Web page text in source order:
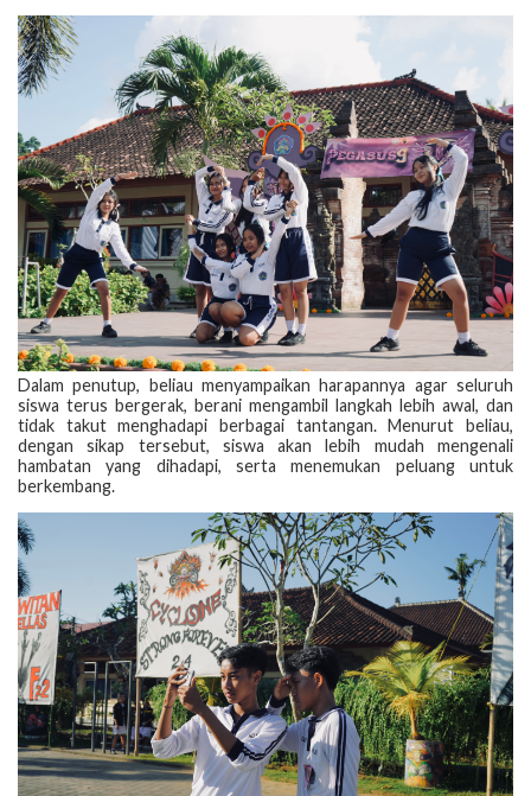
Dalam penutup, beliau menyampaikan harapannya agar seluruh
siswa terus bergerak, berani mengambil langkah lebih awal, dan
tidak takut menghadapi berbagai tantangan. Menurut beliau,
dengan sikap tersebut, siswa akan lebih mudah mengenali
hambatan yang dihadapi, serta menemukan peluang untuk
berkembang.